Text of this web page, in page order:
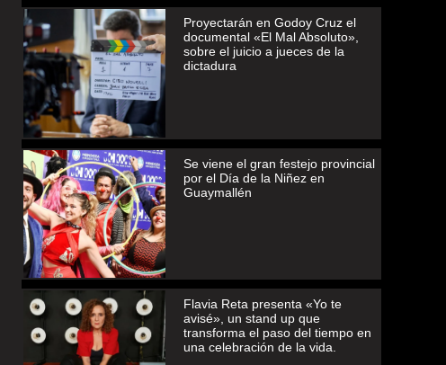
Proyectarán en Godoy Cruz el
documental «El Mal Absoluto»,
sobre el juicio a jueces de la
dictadura
Se viene el gran festejo provincial
por el Día de la Niñez en
Guaymallén
Flavia Reta presenta «Yo te
avisé», un stand up que
transforma el paso del tiempo en
una celebración de la vida.